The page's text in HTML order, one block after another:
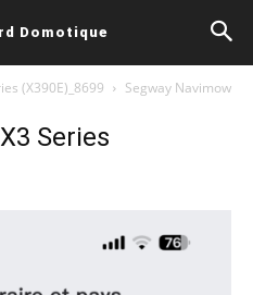
Domotique
(X390E)_8699
Segway Navimow
Series